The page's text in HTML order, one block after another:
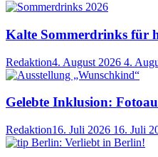
Kalte Sommerdrinks für
Redaktion4. August 2026 4.
Gelebte Inklusion:
Redaktion16. Juli 2026 16. Juli